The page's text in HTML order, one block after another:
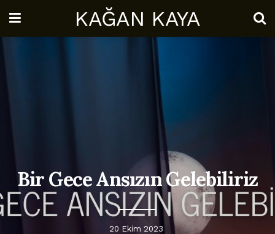
KAĞAN KAYA
Bir Gece Ansızın Gelebiliriz
20 Ekim 2023